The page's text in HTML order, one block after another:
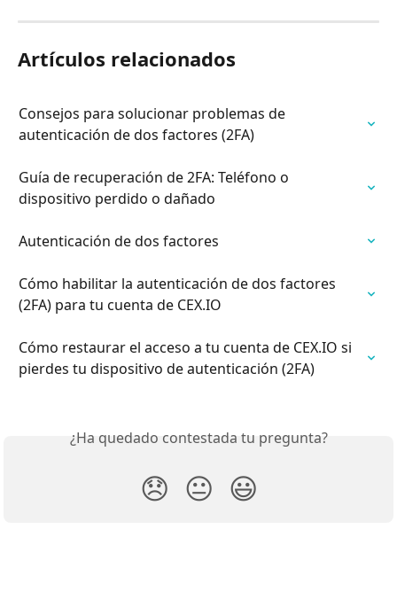
Artículos relacionados
Consejos para solucionar problemas de
autenticación de dos factores (2FA)
Guía de recuperación de 2FA: Teléfono o
dispositivo perdido o dañado
Autenticación de dos factores
Cómo habilitar la autenticación de dos factores
(2FA) para tu cuenta de CEX.IO
Cómo restaurar el acceso a tu cuenta de CEX.IO si
pierdes tu dispositivo de autenticación (2FA)
¿Ha quedado contestada tu pregunta?
😞 😐 😃